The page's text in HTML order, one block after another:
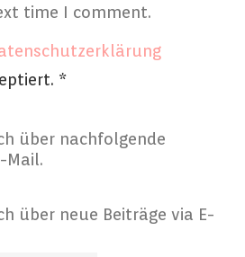
time I comment.
*
über nachfolgende
Mail.
über neue Beiträge via E-